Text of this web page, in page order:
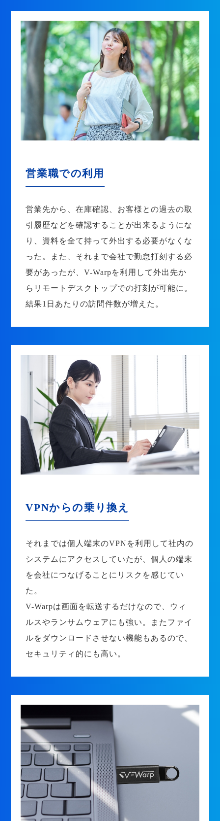
営業職での利用
営業先から、在庫確認、お客様との過去の取
引履歴などを確認することが出来るようにな
り、資料を全て持って外出する必要がなくな
った。また、それまで会社で勤怠打刻する必
要があったが、V-Warpを利用して外出先か
らリモートデスクトップでの打刻が可能に。
結果1日あたりの訪問件数が増えた。
VPNからの乗り換え
それまでは個人端末のVPNを利用して社内の
システムにアクセスしていたが、個人の端末
を会社につなげることにリスクを感じてい
た。
V-Warpは画面を転送するだけなので、ウィ
ルスやランサムウェアにも強い。またファイ
ルをダウンロードさせない機能もあるので、
セキュリティ的にも高い。